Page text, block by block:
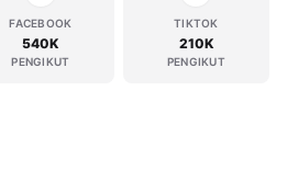
FACEBOOK
540K
PENGIKUT
TIKTOK
210K
PENGIKUT